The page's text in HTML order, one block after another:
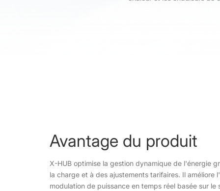
Avantage du produit
X-HUB optimise la gestion dynamique de l'énergie
la charge et à des ajustements tarifaires. Il améliore
modulation de puissance en temps réel basée sur le